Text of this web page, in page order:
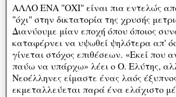
ΑΛΛΟ ΕΝΑ "ΟΧΙ" είναι πια εντελώς
"όχι" στην δικτατορία της χρυσής
Διανύουμε μίαν εποχή όπου όποιος
καταφέρνει να υψωθεί ψηλότερα απ'
γίνεται στόχος επιθέσεων. «Εκεί που
παύω να υπάρχω» λέει ο Ο. Ελύτης,
Νεοέλληνες είμαστε ένας λαός
εκμεταλλεύεται παρά ένα ελάχιστο